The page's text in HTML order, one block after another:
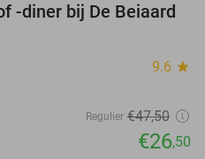
44%
-diner bij De Beiaard
9.6 star
Regulier €47,50
€26,50